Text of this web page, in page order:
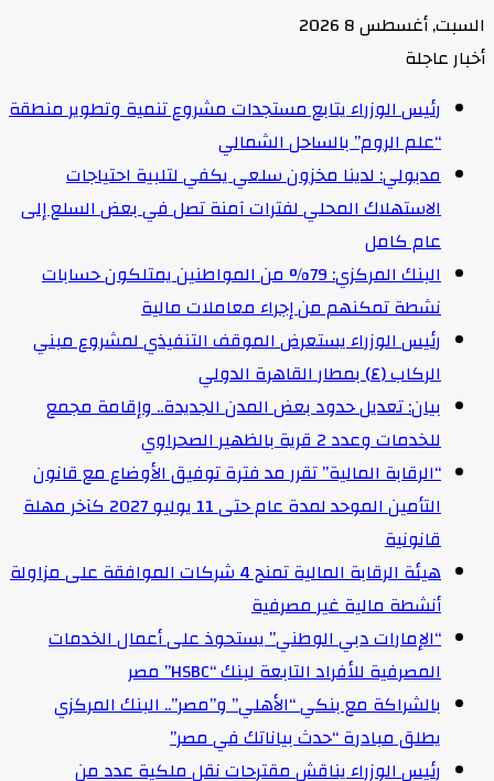
السبت, أغسطس 8 2026
أخبار عاجلة
رئيس الوزراء يتابع مستجدات مشروع تنمية وتطوير منطقة
“علم الروم” بالساحل الشمالي
مدبولي: لدينا مخزون سلعي يكفي لتلبية احتياجات
الاستهلاك المحلي لفترات آمنة تصل في بعض السلع إلى
عام كامل
البنك المركزي: 79% من المواطنين يمتلكون حسابات
نشطة تمكنهم من إجراء معاملات مالية
رئيس الوزراء يستعرض الموقف التنفيذي لمشروع مبني
الركاب (٤) بمطار القاهرة الدولي
بيان: تعديل حدود بعض المدن الجديدة.. وإقامة مجمع
للخدمات وعدد 2 قرية بالظهير الصحراوي
“الرقابة المالية” تقرر مد فترة توفيق الأوضاع مع قانون
التأمين الموحد لمدة عام حتى 11 يوليو 2027 كآخر مهلة
قانونية
هيئة الرقابة المالية تمنح 4 شركات الموافقة على مزاولة
أنشطة مالية غير مصرفية
“الإمارات دبي الوطني” يستحوذ على أعمال الخدمات
المصرفية للأفراد التابعة لبنك “HSBC” مصر
بالشراكة مع بنكي “الأهلي” و”مصر”.. البنك المركزي
يطلق مبادرة “حدث بياناتك في مصر”
رئيس الوزراء يناقش مقترحات نقل ملكية عدد من